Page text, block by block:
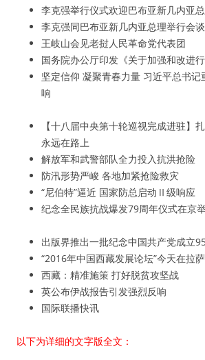
李克强举行仪式欢迎巴布亚新几内亚
李克强同巴布亚新几内亚总理举行会谈
王岐山会见老挝人民革命党代表团
国务院办公厅印发《关于加强和改进
坚定信仰 凝聚青春力量 习近平总书记
响
【十八届中央第十轮巡视完成进驻】
永远在路上
解放军和武警部队全力投入抗洪抢险
防汛形势严峻 各地加紧抢险救灾
“尼伯特”逼近 国家防总启动Ⅱ级响应
纪念全民族抗战爆发79周年仪式在京
出版界推出一批纪念中国共产党成立
“2016年中国西藏发展论坛”今天在拉
西藏：精准施策 打好脱贫攻坚战
英公布伊战报告引发强烈反响
国际联播快讯
以下为详细的文字版全文：